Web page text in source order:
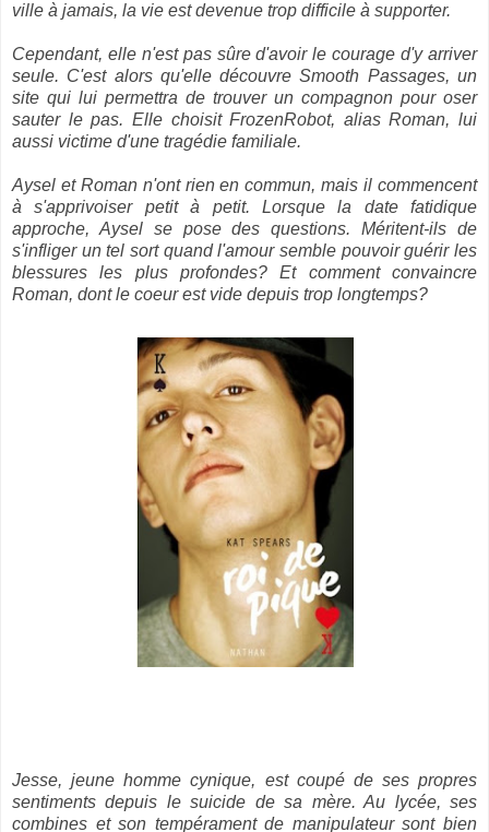
ville à jamais, la vie est devenue trop difficile à supporter.
Cependant, elle n'est pas sûre d'avoir le courage d'y arriver
seule. C'est alors qu'elle découvre Smooth Passages, un
site qui lui permettra de trouver un compagnon pour oser
sauter le pas. Elle choisit FrozenRobot, alias Roman, lui
aussi victime d'une tragédie familiale.
Aysel et Roman n'ont rien en commun, mais il commencent
à s'apprivoiser petit à petit. Lorsque la date fatidique
approche, Aysel se pose des questions. Méritent-ils de
s'infliger un tel sort quand l'amour semble pouvoir guérir les
blessures les plus profondes? Et comment convaincre
Roman, dont le coeur est vide depuis trop longtemps?
Jesse, jeune homme cynique, est coupé de ses propres
sentiments depuis le suicide de sa mère. Au lycée, ses
combines et son tempérament de manipulateur sont bien